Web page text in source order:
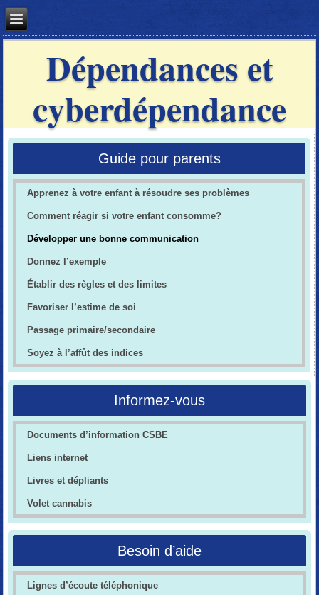
Dépendances et
cyberdépendance
Guide pour parents
Apprenez à votre enfant à résoudre ses problèmes
Comment réagir si votre enfant consomme?
Développer une bonne communication
Donnez l’exemple
Établir des règles et des limites
Favoriser l’estime de soi
Passage primaire/secondaire
Soyez à l’affût des indices
Informez-vous
Documents d’information CSBE
Liens internet
Livres et dépliants
Volet cannabis
Besoin d’aide
Lignes d’écoute téléphonique